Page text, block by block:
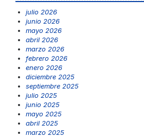
julio 2026
junio 2026
mayo 2026
abril 2026
marzo 2026
febrero 2026
enero 2026
diciembre 2025
septiembre 2025
julio 2025
junio 2025
mayo 2025
abril 2025
marzo 2025